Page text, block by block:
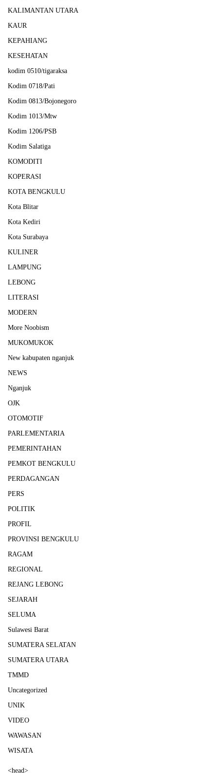
KALIMANTAN UTARA
KAUR
KEPAHIANG
KESEHATAN
kodim 0510/tigaraksa
Kodim 0718/Pati
Kodim 0813/Bojonegoro
Kodim 1013/Mtw
Kodim 1206/PSB
Kodim Salatiga
KOMODITI
KOPERASI
KOTA BENGKULU
Kota Blitar
Kota Kediri
Kota Surabaya
KULINER
LAMPUNG
LEBONG
LITERASI
MODERN
More Noobism
MUKOMUKOK
New kabupaten nganjuk
NEWS
Nganjuk
OJK
OTOMOTIF
PARLEMENTARIA
PEMERINTAHAN
PEMKOT BENGKULU
PERDAGANGAN
PERS
POLITIK
PROFIL
PROVINSI BENGKULU
RAGAM
REGIONAL
REJANG LEBONG
SEJARAH
SELUMA
Sulawesi Barat
SUMATERA SELATAN
SUMATERA UTARA
TMMD
Uncategorized
UNIK
VIDEO
WAWASAN
WISATA
<head>